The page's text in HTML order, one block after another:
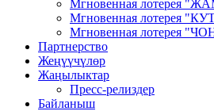
Мгновенная лотерея
Мгновенная лотерея
Мгновенная лотерея
Партнерство
Жеңүүчүлөр
Жаңылыктар
Пресс-релиздер
Байланыш